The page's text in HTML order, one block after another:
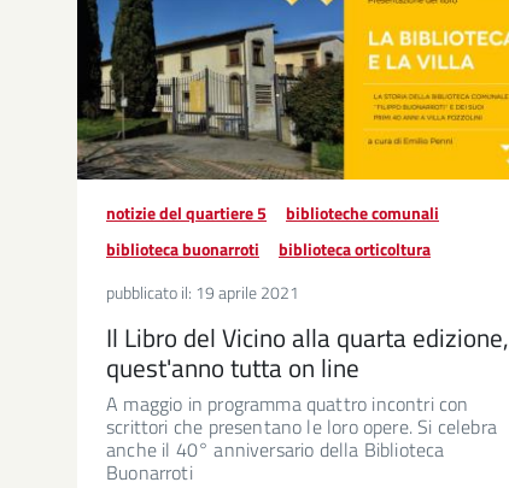
notizie del quartiere 5
biblioteche comunali
biblioteca buonarroti
biblioteca orticoltura
pubblicato il: 19 aprile 2021
Il Libro del Vicino alla quarta edizione,
quest'anno tutta on line
A maggio in programma quattro incontri con
scrittori che presentano le loro opere. Si celebra
anche il 40° anniversario della Biblioteca
Buonarroti